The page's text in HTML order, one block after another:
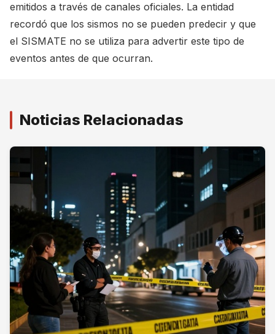
emitidos a través de canales oficiales. La entidad
recordó que los sismos no se pueden predecir y que
el SISMATE no se utiliza para advertir este tipo de
eventos antes de que ocurran.
Noticias Relacionadas